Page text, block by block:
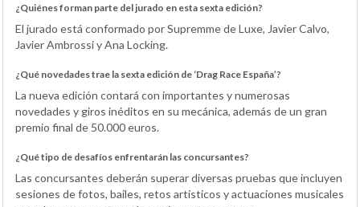
¿Quiénes forman parte del jurado en esta sexta edición?
El jurado está conformado por Supremme de Luxe, Javier Calvo,
Javier Ambrossi y Ana Locking.
¿Qué novedades trae la sexta edición de ‘Drag Race España’?
La nueva edición contará con importantes y numerosas
novedades y giros inéditos en su mecánica, además de un gran
premio final de 50.000 euros.
¿Qué tipo de desafíos enfrentarán las concursantes?
Las concursantes deberán superar diversas pruebas que incluyen
sesiones de fotos, bailes, retos artísticos y actuaciones musicales